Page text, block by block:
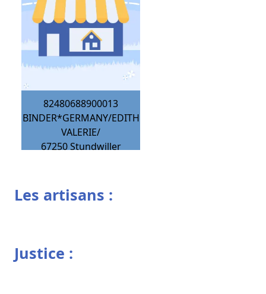
82480688900013
BINDER*GERMANY/EDITH
VALERIE/
67250 Stundwiller
Les artisans :
Justice :